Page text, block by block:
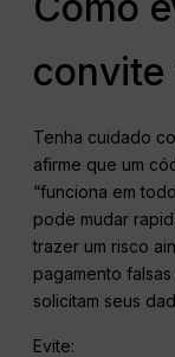
convite
Tenha cuidado
afirme que um
“funciona em
pode mudar
trazer um risco
pagamento
solicitam seus
Evite: